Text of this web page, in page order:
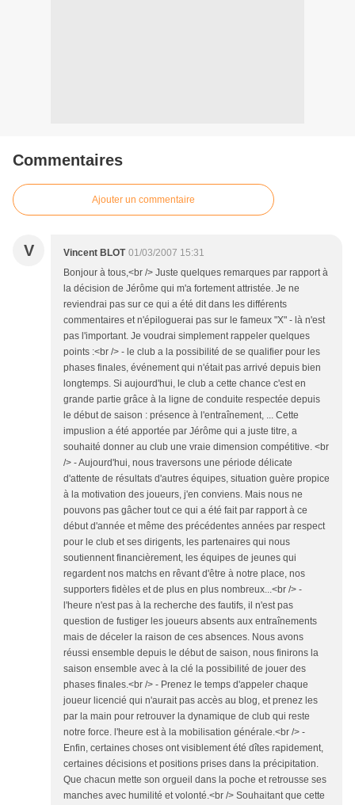
Commentaires
Ajouter un commentaire
V Vincent BLOT 01/03/2007 15:31
Bonjour à tous,<br /> Juste quelques remarques par rapport à
la décision de Jérôme qui m'a fortement attristée. Je ne
reviendrai pas sur ce qui a été dit dans les différents
commentaires et n'épiloguerai pas sur le fameux "X" - là n'est
pas l'important. Je voudrai simplement rappeler quelques
points :<br /> - le club a la possibilité de se qualifier pour les
phases finales, événement qui n'était pas arrivé depuis bien
longtemps. Si aujourd'hui, le club a cette chance c'est en
grande partie grâce à la ligne de conduite respectée depuis
le début de saison : présence à l'entraînement, ... Cette
impuslion a été apportée par Jérôme qui a juste titre, a
souhaité donner au club une vraie dimension compétitive. <br
/> - Aujourd'hui, nous traversons une période délicate
d'attente de résultats d'autres équipes, situation guère propice
à la motivation des joueurs, j'en conviens. Mais nous ne
pouvons pas gâcher tout ce qui a été fait par rapport à ce
début d'année et même des précédentes années par respect
pour le club et ses dirigents, les partenaires qui nous
soutiennent financièrement, les équipes de jeunes qui
regardent nos matchs en rêvant d'être à notre place, nos
supporters fidèles et de plus en plus nombreux...<br /> -
l'heure n'est pas à la recherche des fautifs, il n'est pas
question de fustiger les joueurs absents aux entraînements
mais de déceler la raison de ces absences. Nous avons
réussi ensemble depuis le début de saison, nous finirons la
saison ensemble avec à la clé la possibilité de jouer des
phases finales.<br /> - Prenez le temps d'appeler chaque
joueur licencié qui n'aurait pas accès au blog, et prenez les
par la main pour retrouver la dynamique de club qui reste
notre force. l'heure est à la mobilisation générale.<br /> -
Enfin, certaines choses ont visiblement été dîtes rapidement,
certaines décisions et positions prises dans la précipitation.
Que chacun mette son orgueil dans la poche et retrousse ses
manches avec humilité et volonté.<br /> Souhaitant que cette